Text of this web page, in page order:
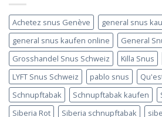
Achetez snus Genève
general snus
general snus kaufen online
General
Grosshandel Snus Schweiz
Killa Snus
LYFT Snus Schweiz
pablo snus
Schnupftabak
Schnupftabak kaufen
Siberia Rot
Siberia schnupftabak